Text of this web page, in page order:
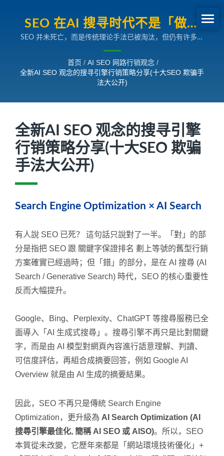
SEO 在AI 搜寻时代不是「做不
做」，而是「方向对不对」。与
其继续听理论，不如用数据验
证。
SEO 并未死亡，而是传统理论手法已被淘汰，但仍有许多人
保证排名。環球暢貨拥有超过26年SEO 经验，可助您在AI 搜
寻时代下掌握SEO 行销。
首页 / AI SEO 网路行销观念 /
全新AI SEO 观念的搜寻引擎行销策略分享(十大SEO 欺骗手
法大公开)
全新AI SEO 观念的搜寻引擎
行销策略分享(十大SEO 欺骗
手法大公开)
Search Engine Optimization × AI Search
有人說 SEO 已死？ 這句話只說對了一半。「對」的部
分是指把 SEO 跟 關鍵字保證排名 劃上等號的舊型行銷
方案確實已經過時；但「錯」的部分，是在 AI 搜尋 (AI
Search / Generative Search) 時代，SEO 的核心重要性
反而大幅提升。
Google、Bing、Perplexity、ChatGPT 等搜尋服務已全
面導入「AI 生成式搜尋」。搜尋引擎不再只是比對關鍵
字，而是由 AI 模型對網頁內容進行語意理解、判讀、
可信度評估，再組合成摘要回答，例如 Google AI
Overview 就是由 AI 生成的摘要結果。
因此，SEO 不再只是傳統 Search Engine
Optimization，更升級為 AI Search Optimization (AI
搜尋引擎最佳化, 簡稱 AI SEO 或 AISO)。所以，SEO
本質從未改變，它歷年來都是「網站環境技術優化」+